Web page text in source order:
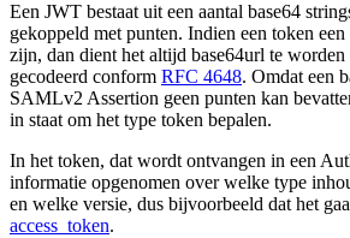
Een JWT bestaat uit een aantal base64
gekoppeld met punten. Indien een token
zijn, dan dient het altijd base64url te worden
gecodeerd conform RFC 4648. Omdat een
SAMLv2 Assertion geen punten kan
in staat om het type token bepalen.
In het token, dat wordt ontvangen in een
informatie opgenomen over welke type
en welke versie, dus bijvoorbeeld dat het
access_token.